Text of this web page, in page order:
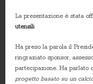
La presentazione è stata
utensili
Ha preso la parola il
ringraziato sponsor,
partecipazione. Ha parlato
progetto basato su un